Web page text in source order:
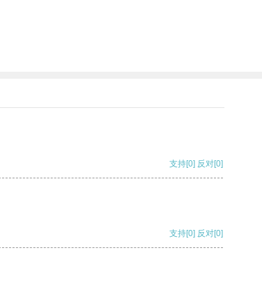
支持[0] 反对[0]
支持[0] 反对[0]